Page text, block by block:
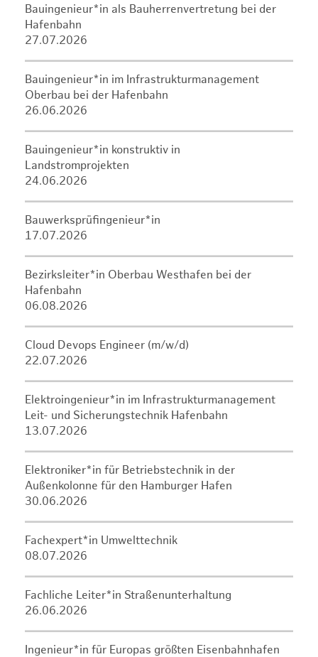
Bauingenieur*in als Bauherrenvertretung bei der
Hafenbahn
27.07.2026
Bauingenieur*in im Infrastrukturmanagement
Oberbau bei der Hafenbahn
26.06.2026
Bauingenieur*in konstruktiv in
Landstromprojekten
24.06.2026
Bauwerksprüfingenieur*in
17.07.2026
Bezirksleiter*in Oberbau Westhafen bei der
Hafenbahn
06.08.2026
Cloud Devops Engineer (m/w/d)
22.07.2026
Elektroingenieur*in im Infrastrukturmanagement
Leit- und Sicherungstechnik Hafenbahn
13.07.2026
Elektroniker*in für Betriebstechnik in der
Außenkolonne für den Hamburger Hafen
30.06.2026
Fachexpert*in Umwelttechnik
08.07.2026
Fachliche Leiter*in Straßenunterhaltung
26.06.2026
Ingenieur*in für Europas größten Eisenbahnhafen